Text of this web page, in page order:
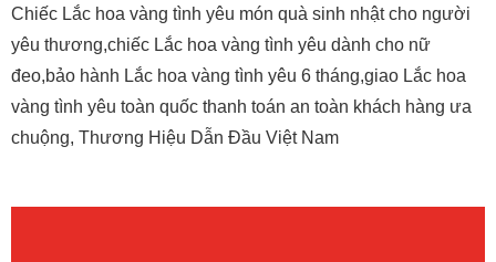
Chiếc Lắc hoa vàng tình yêu món quà sinh nhật cho người
yêu thương,chiếc Lắc hoa vàng tình yêu dành cho nữ
đeo,bảo hành Lắc hoa vàng tình yêu 6 tháng,giao Lắc hoa
vàng tình yêu toàn quốc thanh toán an toàn khách hàng ưa
chuộng, Thương Hiệu Dẫn Đầu Việt Nam